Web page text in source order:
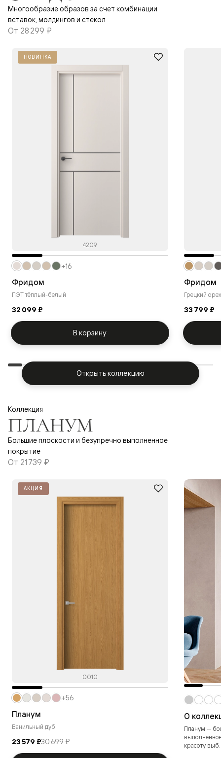
Многообразие образов за счет комбинации
вставок, молдингов и стекол
От 28 299 ₽
НОВИНКА
4209
Фридом
ПЭТ тёплый-белый
32 099 ₽
+16
В корзину
Фридом
Грецкий орех
33 799 ₽
Открыть коллекцию
Коллекция
ПЛАНУМ
Большие плоскости и безупречно выполненное
покрытие
От 21 739 ₽
АКЦИЯ
0010
Планум
Ванильный дуб
23 579 ₽30 699 ₽
+56
О
Планум —
красоту